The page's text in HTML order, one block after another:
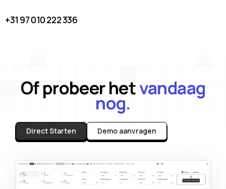
+31 97 010 222 336
Of probeer hetvandaag
nog.
Direct Starten Demo aanvragen